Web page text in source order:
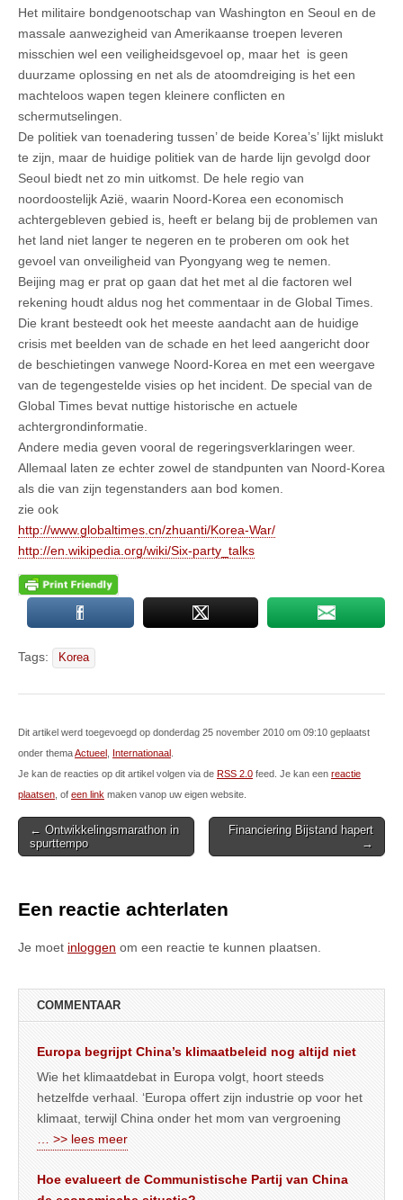
Het militaire bondgenootschap van Washington en Seoul en de
massale aanwezigheid van Amerikaanse troepen leveren
misschien wel een veiligheidsgevoel op, maar het is geen
duurzame oplossing en net als de atoomdreiging is het een
machteloos wapen tegen kleinere conflicten en
schermutselingen.
De politiek van toenadering tussen’ de beide Korea’s’ lijkt mislukt
te zijn, maar de huidige politiek van de harde lijn gevolgd door
Seoul biedt net zo min uitkomst. De hele regio van
noordoostelijk Azië, waarin Noord-Korea een economisch
achtergebleven gebied is, heeft er belang bij de problemen van
het land niet langer te negeren en te proberen om ook het
gevoel van onveiligheid van Pyongyang weg te nemen.
Beijing mag er prat op gaan dat het met al die factoren wel
rekening houdt aldus nog het commentaar in de Global Times.
Die krant besteedt ook het meeste aandacht aan de huidige
crisis met beelden van de schade en het leed aangericht door
de beschietingen vanwege Noord-Korea en met een weergave
van de tegengestelde visies op het incident. De special van de
Global Times bevat nuttige historische en actuele
achtergrondinformatie.
Andere media geven vooral de regeringsverklaringen weer.
Allemaal laten ze echter zowel de standpunten van Noord-Korea
als die van zijn tegenstanders aan bod komen.
zie ook
http://www.globaltimes.cn/zhuanti/Korea-War/
http://en.wikipedia.org/wiki/Six-party_talks
Tags: Korea
Dit artikel werd toegevoegd op donderdag 25 november 2010 om 09:10 geplaatst
onder themaActueel Internationaal
Je kan de reacties op dit artikel volgen via de RSS 2.0 feed. Je kan een reactie
plaatsen , of een link maken vanop uw eigen website.
Post
navigation
← Ontwikkelingsmarathon in
spurttempo
Financiering Bijstand hapert
→
Een reactie achterlaten
Je moet inloggen om een reactie te kunnen plaatsen.
COMMENTAAR
Europa begrijpt China’s klimaatbeleid nog altijd niet
Wie het klimaatdebat in Europa volgt, hoort steeds
hetzelfde verhaal. ‘Europa offert zijn industrie op voor het
klimaat, terwijl China onder het mom van vergroening
… >> lees meer
Hoe evalueert de Communistische Partij van China